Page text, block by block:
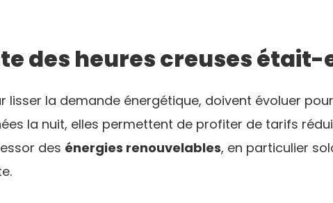
des heures creuses
lisser la demande énergétique, doivent évoluer
la nuit, elles permettent de profiter de tarifs
des énergies renouvelables, en particulier